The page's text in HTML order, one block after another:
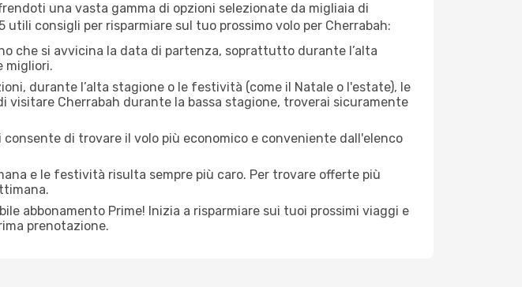
una vasta gamma di opzioni selezionate da migliaia di
consigli per risparmiare sul tuo prossimo volo per Cherrabah:
che si avvicina la data di partenza, soprattutto durante l’alta
migliori.
durante l’alta stagione o le festività (come il Natale o l'estate), le
visitare Cherrabah durante la bassa stagione, troverai sicuramente
di trovare il volo più economico e conveniente dall'elenco
e le festività risulta sempre più caro. Per trovare offerte più
abbonamento Prime! Inizia a risparmiare sui tuoi prossimi viaggi e
prenotazione.